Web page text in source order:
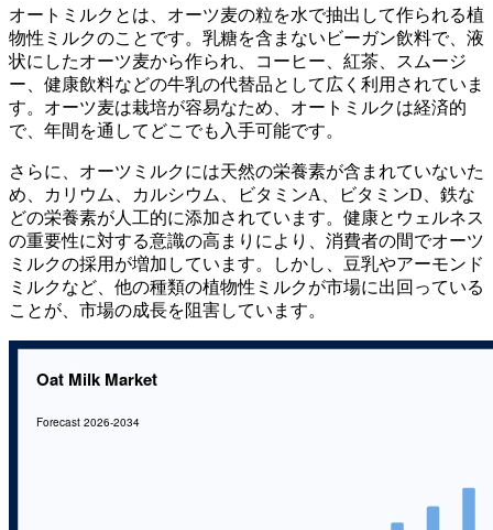
オートミルクとは、オーツ麦の粒を水で抽出して作られる植
物性ミルクのことです。乳糖を含まないビーガン飲料で、液
状にしたオーツ麦から作られ、コーヒー、紅茶、スムージ
ー、健康飲料などの牛乳の代替品として広く利用されていま
す。オーツ麦は栽培が容易なため、オートミルクは経済的
で、年間を通してどこでも入手可能です。
さらに、オーツミルクには天然の栄養素が含まれていないた
め、カリウム、カルシウム、ビタミンA、ビタミンD、鉄な
どの栄養素が人工的に添加されています。健康とウェルネス
の重要性に対する意識の高まりにより、消費者の間でオーツ
ミルクの採用が増加しています。しかし、豆乳やアーモンド
ミルクなど、他の種類の植物性ミルクが市場に出回っている
ことが、市場の成長を阻害しています。